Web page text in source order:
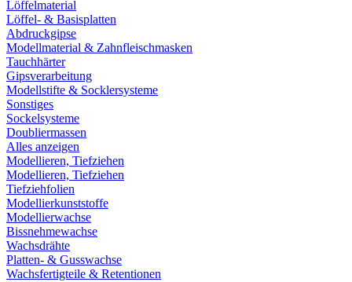
Löffelmaterial
Löffel- & Basisplatten
Abdruckgipse
Modellmaterial & Zahnfleischmasken
Tauchhärter
Gipsverarbeitung
Modellstifte & Socklersysteme
Sonstiges
Sockelsysteme
Doubliermassen
Alles anzeigen
Modellieren, Tiefziehen
Modellieren, Tiefziehen
Tiefziehfolien
Modellierkunststoffe
Modellierwachse
Bissnehmewachse
Wachsdrähte
Platten- & Gusswachse
Wachsfertigteile & Retentionen